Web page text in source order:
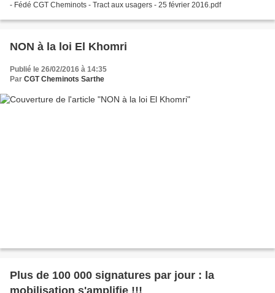
- Fédé CGT Cheminots - Tract aux usagers - 25 février 2016.pdf
NON à la loi El Khomri
Publié le 26/02/2016 à 14:35
Par CGT Cheminots Sarthe
Plus de 100 000 signatures par jour : la
mobilisation s'amplifie !!!